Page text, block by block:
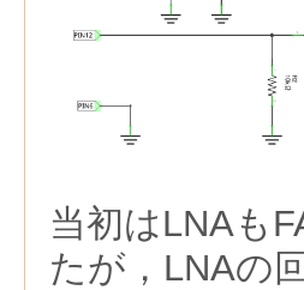
当初はLNAも
たが，LNAの